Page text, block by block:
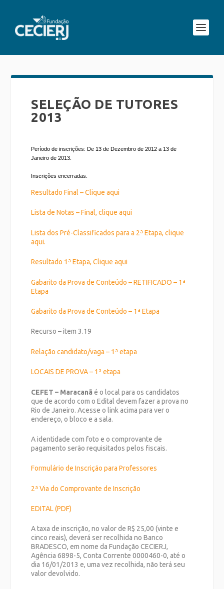
SELEÇÃO DE TUTORES
2013
Período de inscrições: De 13 de Dezembro de 2012 a 13 de
Janeiro de 2013.
Inscrições encerradas.
Resultado Final – Clique aqui
Lista de Notas – Final, clique aqui
Lista dos Pré-Classificados para a 2ª Etapa, clique
aqui.
Resultado 1ª Etapa, Clique aqui
Gabarito da Prova de Conteúdo – RETIFICADO – 1ª
Etapa
Gabarito da Prova de Conteúdo – 1ª Etapa
Recurso – item 3.19
Relação candidato/vaga – 1ª etapa
LOCAIS DE PROVA – 1ª etapa
CEFET – Maracanã é o local para os candidatos
que de acordo com o Edital devem fazer a prova no
Rio de Janeiro. Acesse o link acima para ver o
endereço, o bloco e a sala.
A identidade com foto e o comprovante de
pagamento serão requisitados pelos fiscais.
Formulário de Inscrição para Professores
2ª Via do Comprovante de Inscrição
EDITAL (PDF)
A taxa de inscrição, no valor de R$ 25,00 (vinte e
cinco reais), deverá ser recolhida no Banco
BRADESCO, em nome da Fundação CECIERJ,
Agência 6898-5, Conta Corrente 0000460-0, até o
dia 16/01/2013 e, uma vez recolhida, não terá seu
valor devolvido.